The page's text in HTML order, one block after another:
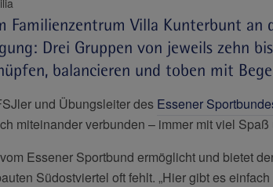
Contilia
Familienzentrum Villa Kunterbunt an
Drei Gruppen von jeweils zehn
balancieren und toben mit
und Übungsleiter des Essener
miteinander verbunden – immer mit viel Spaß
Essener Sportbund ermöglicht und bietet
Südostviertel oft fehlt. „Hier gibt es